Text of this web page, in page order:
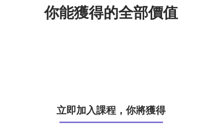
你能獲得的全部價值
立即加入課程，你將獲得